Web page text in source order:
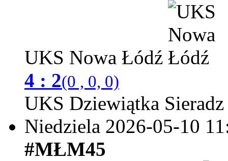
UKS Nowa Łódź
4 : 2(0 , 0, 0)
UKS Dziewiątka Sieradz
Niedziela 2026-05-10
#MŁM45